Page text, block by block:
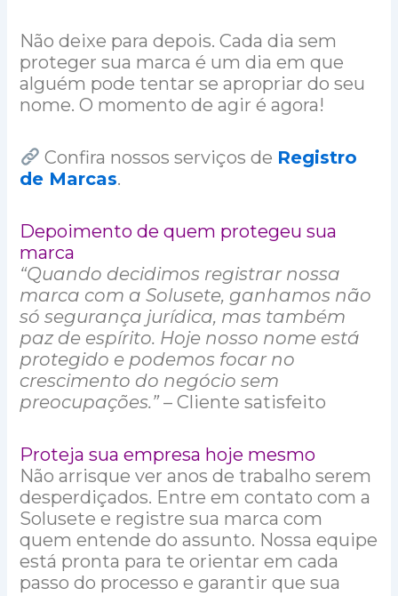
Não deixe para depois. Cada dia sem
proteger sua marca é um dia em que
alguém pode tentar se apropriar do seu
nome. O momento de agir é agora!
Confira nossos serviços de Registro
de Marcas.
Depoimento de quem protegeu sua
marca
“Quando decidimos registrar nossa
marca com a Solusete, ganhamos não
só segurança jurídica, mas também
paz de espírito. Hoje nosso nome está
protegido e podemos focar no
crescimento do negócio sem
preocupações.”– Cliente satisfeito
Proteja sua empresa hoje mesmo
Não arrisque ver anos de trabalho serem
desperdiçados. Entre em contato com a
Solusete e registre sua marca com
quem entende do assunto. Nossa equipe
está pronta para te orientar em cada
passo do processo e garantir que sua